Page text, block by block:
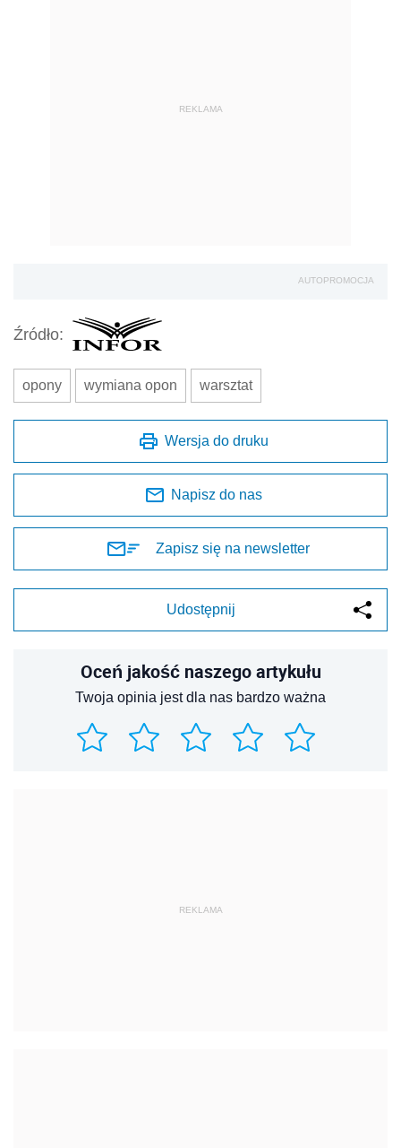
REKLAMA
AUTOPROMOCJA
Źródło:
opony wymiana opon warsztat
Wersja do druku
Napisz do nas
Zapisz się na newsletter
Udostępnij
Oceń jakość naszego artykułu
Twoja opinia jest dla nas bardzo ważna
REKLAMA